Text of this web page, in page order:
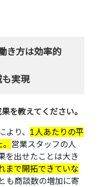
き方は効率的
実現
を教えてください。
より、1人あたりの平
営業スタッフの人
を出せたことは大き
まで開拓できていな
も商談数の増加に寄